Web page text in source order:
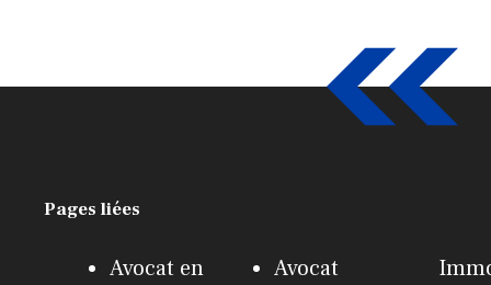
Pages liées
Avocat en
Avocat